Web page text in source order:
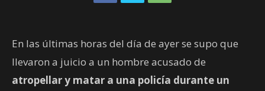
En las últimas horas del día de ayer se supo que
llevaron a juicio a un hombre acusado de
atropellar y matar a una policía durante un